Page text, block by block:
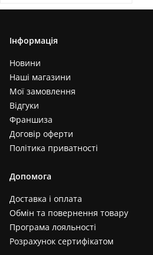
Інформація
Новини
Наші магазини
Мої замовлення
Відгуки
Франшиза
Договір оферти
Політика приватності
Допомога
Доставка і оплата
Обмін та повернення товару
Програма лояльності
Розрахунок сертифікатом